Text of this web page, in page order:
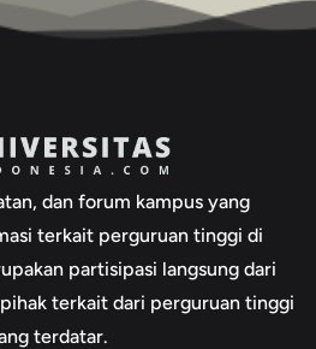
dan forum kampus yang
terkait perguruan tinggi di
partisipasi langsung dari
terkait dari perguruan tinggi
terdatar.